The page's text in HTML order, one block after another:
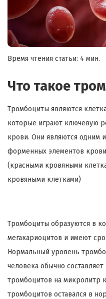
Время чтения статьи: 4 мин.
Что такое
Тромбоциты являются
которые играют ключевую
крови. Они являются одним
форменных элементов
(красными кровяными
кровяными клетками)
Тромбоциты образуются в
мегакариоцитов и имеют
Нормальный уровень
человека обычно
тромбоцитов на микролитр
тромбоцитов оставался в